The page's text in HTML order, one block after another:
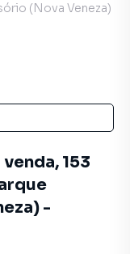
(Nova Veneza)
153
-